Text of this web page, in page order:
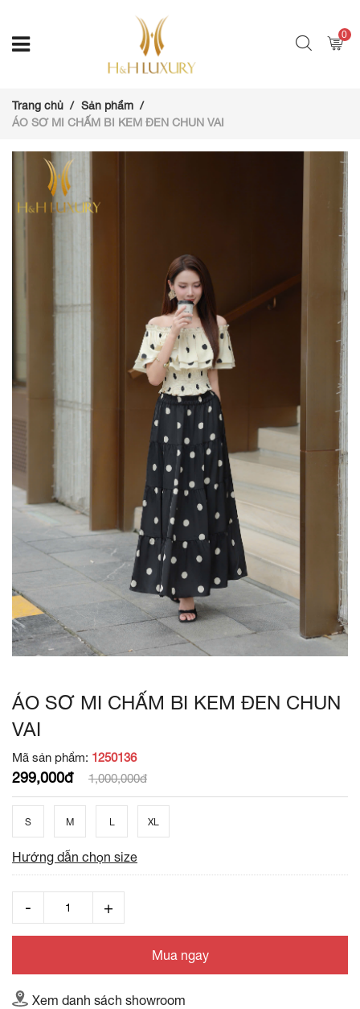
0
Trang chủ
Sản phẩm
ÁO SƠ MI CHẤM BI KEM ĐEN CHUN VAI
ÁO SƠ MI CHẤM BI KEM ĐEN CHUN
VAI
Mã sản phẩm: 1250136
299,000đ 1,000,000đ
S M L XL
Hướng dẫn chọn size
Mua ngay
Xem danh sách showroom